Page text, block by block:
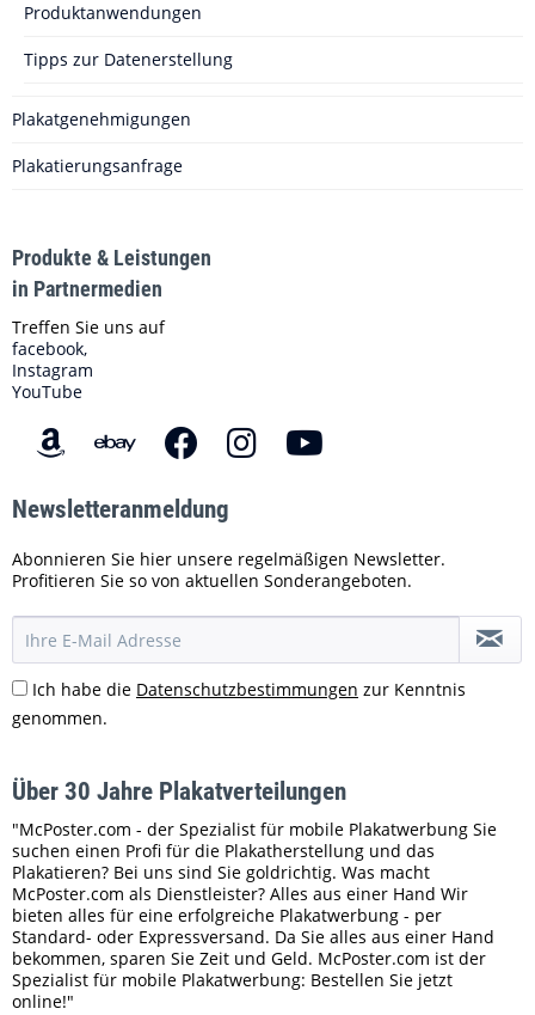
Produktanwendungen
Tipps zur Datenerstellung
Plakatgenehmigungen
Plakatierungsanfrage
Produkte & Leistungen
in Partnermedien
Treffen Sie uns auf
facebook,
Instagram
YouTube
Newsletteranmeldung
Abonnieren Sie hier unsere regelmäßigen Newsletter.
Profitieren Sie so von aktuellen Sonderangeboten.
Ich habe die Datenschutzbestimmungen zur Kenntnis
genommen.
Über 30 Jahre Plakatverteilungen
"McPoster.com - der Spezialist für mobile Plakatwerbung Sie
suchen einen Profi für die Plakatherstellung und das
Plakatieren? Bei uns sind Sie goldrichtig. Was macht
McPoster.com als Dienstleister? Alles aus einer Hand Wir
bieten alles für eine erfolgreiche Plakatwerbung - per
Standard- oder Expressversand. Da Sie alles aus einer Hand
bekommen, sparen Sie Zeit und Geld. McPoster.com ist der
Spezialist für mobile Plakatwerbung: Bestellen Sie jetzt
online!"